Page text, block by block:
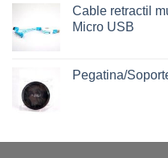
Cable retractil
Micro USB
Pegatina/